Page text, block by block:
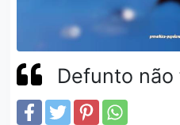
Defunto não